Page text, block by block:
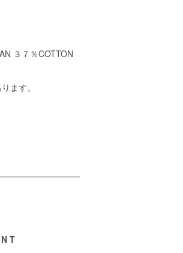
３７％COTTON
ます。